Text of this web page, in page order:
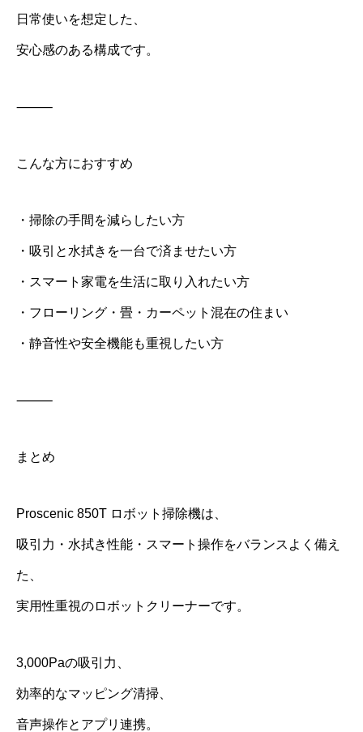
日常使いを想定した、
安心感のある構成です。
⸻
こんな方におすすめ
・掃除の手間を減らしたい方
・吸引と水拭きを一台で済ませたい方
・スマート家電を生活に取り入れたい方
・フローリング・畳・カーペット混在の住まい
・静音性や安全機能も重視したい方
⸻
まとめ
Proscenic 850T ロボット掃除機は、
吸引力・水拭き性能・スマート操作をバランスよく備え
た、
実用性重視のロボットクリーナーです。
3,000Paの吸引力、
効率的なマッピング清掃、
音声操作とアプリ連携。